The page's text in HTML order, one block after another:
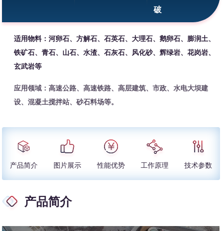
破
适用物料：河卵石、方解石、石英石、大理石、鹅卵石、膨润土、
铁矿石、青石、山石、水渣、石灰石、风化砂、辉绿岩、花岗岩、
玄武岩等
应用领域：高速公路、高速铁路、高层建筑、市政、水电大坝建
设、混凝土搅拌站、砂石料场等。
产品简介 图片展示 性能优势 工作原理 技术参数
产品简介